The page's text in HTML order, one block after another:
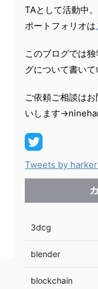
TAとして活動中。
ポートフォリオは
このブログでは
グについて書いて
ご依頼ご相談は
いします
Tweets by
3dcg
blender
blockchain